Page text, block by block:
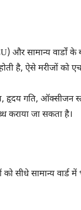
सामान्य वार्डों
है, ऐसे मरीजों को
गति, ऑक्सीजन
कराया जा सकता है।
सीधे सामान्य